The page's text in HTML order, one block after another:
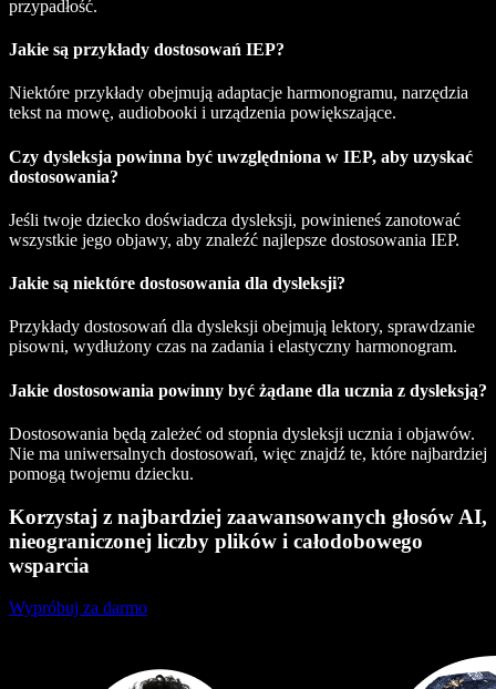
przypadłość.
Jakie są przykłady dostosowań IEP?
Niektóre przykłady obejmują adaptacje harmonogramu, narzędzia
tekst na mowę, audiobooki i urządzenia powiększające.
Czy dysleksja powinna być uwzględniona w IEP, aby uzyskać
dostosowania?
Jeśli twoje dziecko doświadcza dysleksji, powinieneś zanotować
wszystkie jego objawy, aby znaleźć najlepsze dostosowania IEP.
Jakie są niektóre dostosowania dla dysleksji?
Przykłady dostosowań dla dysleksji obejmują lektory, sprawdzanie
pisowni, wydłużony czas na zadania i elastyczny harmonogram.
Jakie dostosowania powinny być żądane dla ucznia z dysleksją?
Dostosowania będą zależeć od stopnia dysleksji ucznia i objawów.
Nie ma uniwersalnych dostosowań, więc znajdź te, które najbardziej
pomogą twojemu dziecku.
Korzystaj z najbardziej zaawansowanych głosów AI,
nieograniczonej liczby plików i całodobowego
wsparcia
Wypróbuj za darmo